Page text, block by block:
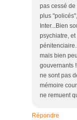
pas cessé
plus
Inter...Bien
psychiatre,
mais bien
gouvernants
ne sont pas
mémoire
ne remuent
Répondre